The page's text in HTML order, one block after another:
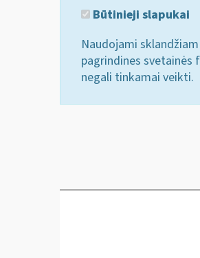
Būtinieji slapukai
Naudojami
pagrindines svetainės
negali tinkamai veikti.